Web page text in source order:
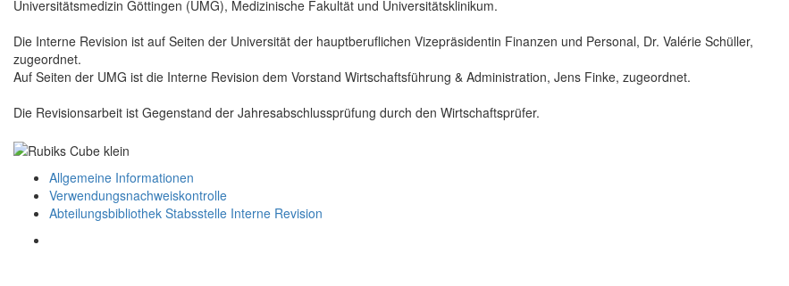
Universitätsmedizin Göttingen (UMG), Medizinische Fakultät und Universitätsklinikum.
Die Interne Revision ist auf Seiten der Universität der hauptberuflichen Vizepräsidentin Finanzen und Personal, Dr. Valérie Schüller,
zugeordnet.
Auf Seiten der UMG ist die Interne Revision dem Vorstand Wirtschaftsführung & Administration, Jens Finke, zugeordnet.
Die Revisionsarbeit ist Gegenstand der Jahresabschlussprüfung durch den Wirtschaftsprüfer.
Allgemeine Informationen
Verwendungsnachweiskontrolle
Abteilungsbibliothek Stabsstelle Interne Revision